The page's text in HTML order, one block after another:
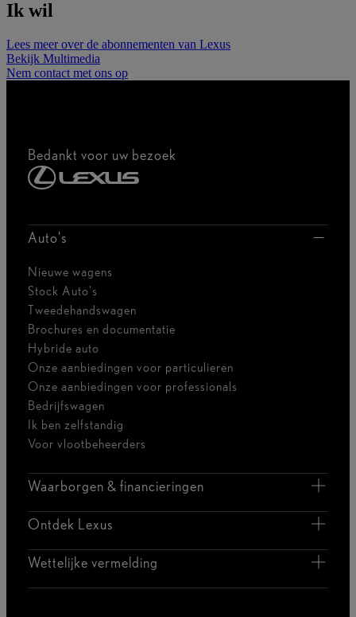
Ik wil
Lees meer over de abonnementen van Lexus
Bekijk Multimedia
Nem contact met ons op
Bedankt voor uw bezoek
Auto's
Nieuwe wagens
Stock Auto's
Tweedehandswagen
Brochures en documentatie
Hybride auto
Onze aanbiedingen voor particulieren
Onze aanbiedingen voor professionals
Bedrijfswagen
Ik ben zelfstandig
Voor vlootbeheerders
Waarborgen & financieringen
Ontdek Lexus
Wettelijke vermelding